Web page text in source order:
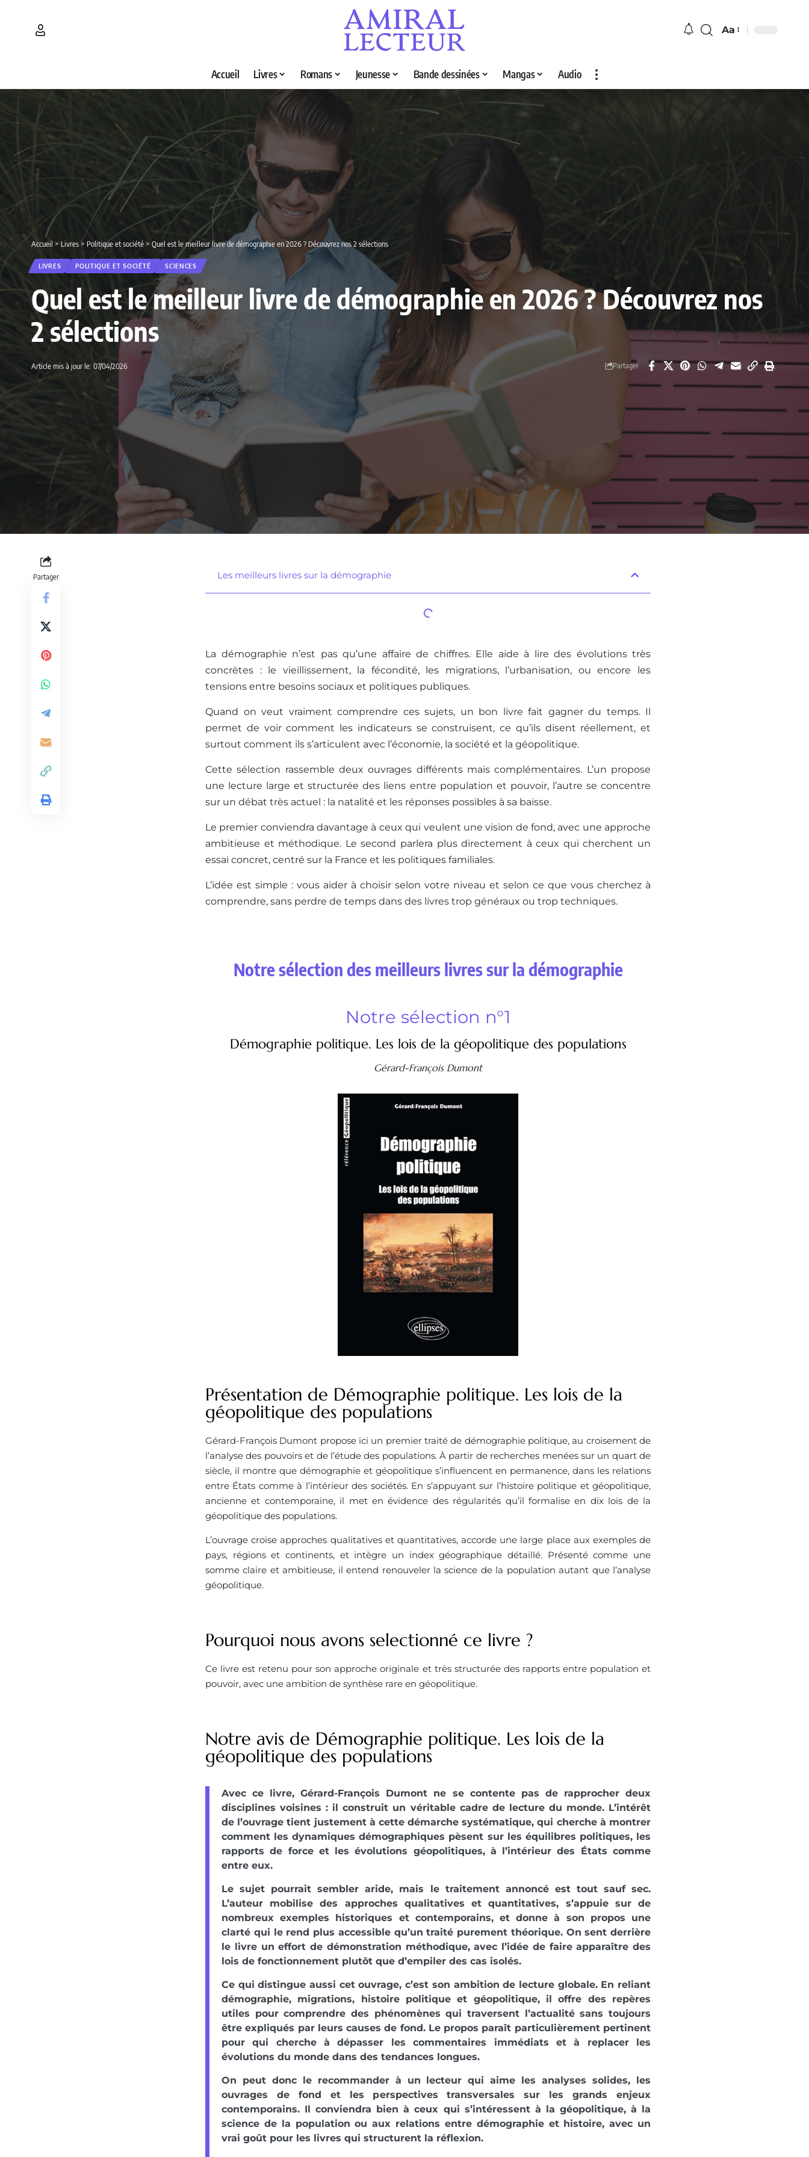
Aa
Accueil Livres Romans Jeunesse Bande dessinées Mangas Audio
Accueil > Livres> Politique et société> Quel est le meilleur livre de démographie en 2026 ? Découvrez nos 2 sélections
LIVRES POLITIQUE ET SOCIÉTÉ SCIENCES
Quel est le meilleur livre de démographie en 2026 ? Découvrez nos
2 sélections
Article mis à jour le: 07/04/2026 Partager
Partager Les meilleurs livres sur la démographie
La démographie n’est pas qu’une affaire de chiffres. Elle aide à lire des évolutions très
concrètes : le vieillissement, la fécondité, les migrations, l’urbanisation, ou encore les
tensions entre besoins sociaux et politiques publiques.
Quand on veut vraiment comprendre ces sujets, un bon livre fait gagner du temps. Il
permet de voir comment les indicateurs se construisent, ce qu’ils disent réellement, et
surtout comment ils s’articulent avec l’économie, la société et la géopolitique.
Cette sélection rassemble deux ouvrages différents mais complémentaires. L’un propose
une lecture large et structurée des liens entre population et pouvoir, l’autre se concentre
sur un débat très actuel : la natalité et les réponses possibles à sa baisse.
Le premier conviendra davantage à ceux qui veulent une vision de fond, avec une approche
ambitieuse et méthodique. Le second parlera plus directement à ceux qui cherchent un
essai concret, centré sur la France et les politiques familiales.
L’idée est simple : vous aider à choisir selon votre niveau et selon ce que vous cherchez à
comprendre, sans perdre de temps dans des livres trop généraux ou trop techniques.
Notre sélection des meilleurs livres sur la démographie
Notre sélection n°1
Démographie politique. Les lois de la géopolitique des populations
Gérard-François Dumont
Présentation de Démographie politique. Les lois de la
géopolitique des populations
Gérard-François Dumont propose ici un premier traité de démographie politique, au croisement de
l’analyse des pouvoirs et de l’étude des populations. À partir de recherches menées sur un quart de
siècle, il montre que démographie et géopolitique s’influencent en permanence, dans les relations
entre États comme à l’intérieur des sociétés. En s’appuyant sur l’histoire politique et géopolitique,
ancienne et contemporaine, il met en évidence des régularités qu’il formalise en dix lois de la
géopolitique des populations.
L’ouvrage croise approches qualitatives et quantitatives, accorde une large place aux exemples de
pays, régions et continents, et intègre un index géographique détaillé. Présenté comme une
somme claire et ambitieuse, il entend renouveler la science de la population autant que l’analyse
géopolitique.
Pourquoi nous avons selectionné ce livre ? ​
Ce livre est retenu pour son approche originale et très structurée des rapports entre population et
pouvoir, avec une ambition de synthèse rare en géopolitique.
Notre avis de Démographie politique. Les lois de la
géopolitique des populations
Avec ce livre, Gérard-François Dumont ne se contente pas de rapprocher deux
disciplines voisines : il construit un véritable cadre de lecture du monde. L’intérêt
de l’ouvrage tient justement à cette démarche systématique, qui cherche à montrer
comment les dynamiques démographiques pèsent sur les équilibres politiques, les
rapports de force et les évolutions géopolitiques, à l’intérieur des États comme
entre eux.
Le sujet pourrait sembler aride, mais le traitement annoncé est tout sauf sec.
L’auteur mobilise des approches qualitatives et quantitatives, s’appuie sur de
nombreux exemples historiques et contemporains, et donne à son propos une
clarté qui le rend plus accessible qu’un traité purement théorique. On sent derrière
le livre un effort de démonstration méthodique, avec l’idée de faire apparaître des
lois de fonctionnement plutôt que d’empiler des cas isolés.
Ce qui distingue aussi cet ouvrage, c’est son ambition de lecture globale. En reliant
démographie, migrations, histoire politique et géopolitique, il offre des repères
utiles pour comprendre des phénomènes qui traversent l’actualité sans toujours
être expliqués par leurs causes de fond. Le propos paraît particulièrement pertinent
pour qui cherche à dépasser les commentaires immédiats et à replacer les
évolutions du monde dans des tendances longues.
On peut donc le recommander à un lecteur qui aime les analyses solides, les
ouvrages de fond et les perspectives transversales sur les grands enjeux
contemporains. Il conviendra bien à ceux qui s’intéressent à la géopolitique, à la
science de la population ou aux relations entre démographie et histoire, avec un
vrai goût pour les livres qui structurent la réflexion.